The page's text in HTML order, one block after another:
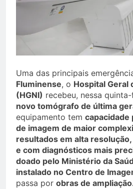
Uma das principais
Fluminense, o Hospital Geral
(HGNI) recebeu, nessa
novo tomógrafo de última
equipamento tem capacidade
de imagem de maior
resultados em alta
e com diagnósticos mais
doado pelo Ministério da
instalado no Centro de
passa por obras de